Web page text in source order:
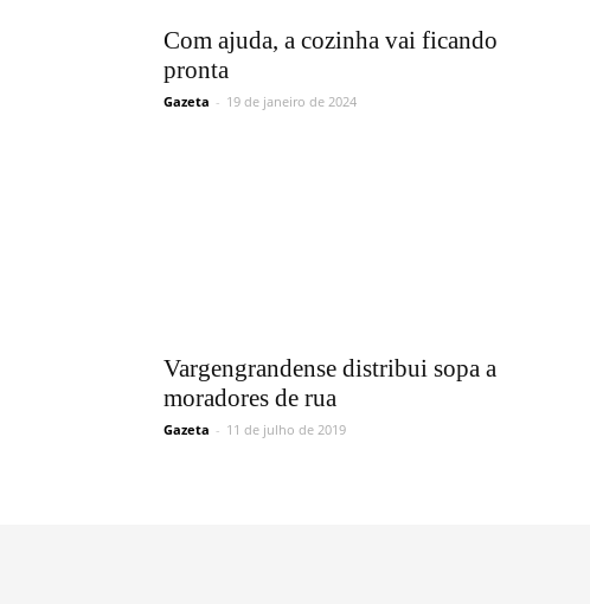
Com ajuda, a cozinha vai ficando
pronta
Gazeta - 19 de janeiro de 2024
Vargengrandense distribui sopa a
moradores de rua
Gazeta - 11 de julho de 2019